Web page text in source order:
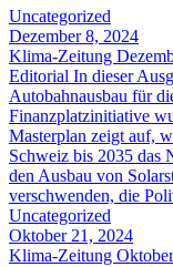
Uncategorized
Dezember 8, 2024
Klima-Zeitung
Editorial In dieser
Autobahnausbau für
Finanzplatzinitiative
Masterplan zeigt auf,
Schweiz bis 2035 das
den Ausbau von
verschwenden, die
Uncategorized
Oktober 21, 2024
Klima-Zeitung